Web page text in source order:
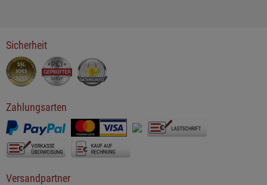
Sicherheit
Zahlungsarten
Versandpartner